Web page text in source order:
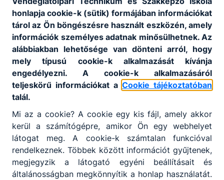
Ajánlott minden fiatal számára, akit érdekel a
szállítmányozással kapcsolatos szervezőmunka, a
logisztikai tervezés, szem előtt tartva az
eredményességet és a hatékonyságot.
KOMPETENCIAELVÁRÁS
Elemzőkészség, döntésképesség,
szorgalom, felelősségtudat.
A SZAKKÉPZETTSÉGGEL RENDELKEZŐ
ellátja a rendelések, beszerzések,
honlapja cookie-k (sütik) formájában információkat
tárol az Ön böngészésre használt eszközén, amely
információk személyes adatnak minősülhetnek. Az
alábbiakban lehetősége van dönteni arról, hogy
mely típusú cookie-k alkalmazását kívánja
engedélyezni. A cookie-k alkalmazásáról
teljeskörű információkat a Cookie tájékoztatóban
talál.
Mi az a cookie? A cookie egy kis fájl, amely akkor
kerül a számítógépre, amikor Ön egy webhelyet
látogat meg. A cookie-k számtalan funkcióval
rendelkeznek. Többek között információt gyűjtenek,
megjegyzik a látogató egyéni beállításait és
általánosságban megkönnyítik a honlap használatát.